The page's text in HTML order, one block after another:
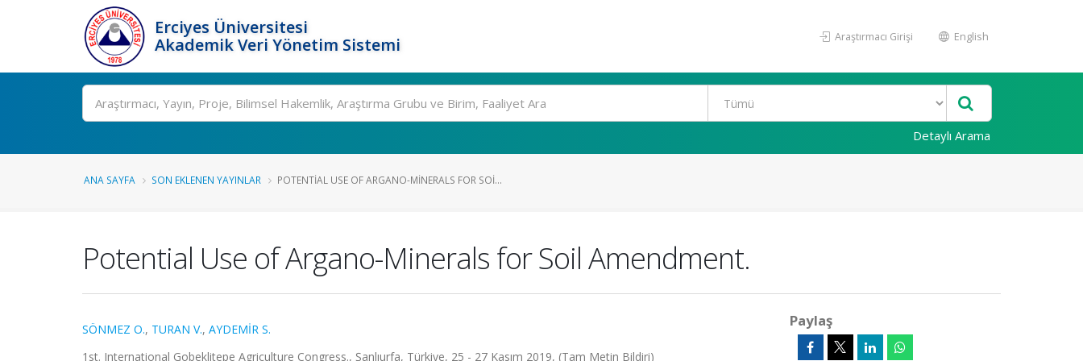
Erciyes Üniversitesi
Akademik Veri Yönetim Sistemi
Araştırmacı Girişi English
Ara
Detaylı Arama
ANA SAYFA SON EKLENEN YAYINLAR POTENTIAL USE OF ARGANO-MINERALS FOR SOI...
Potential Use of Argano-Minerals for Soil Amendment.
SÖNMEZ O., TURAN V., AYDEMİR S.
1st. International Gobeklitepe Agriculture Congress., Şanlıurfa, Türkiye, 25 - 27 Kasım 2019, (Tam Metin Bildiri)
Paylaş